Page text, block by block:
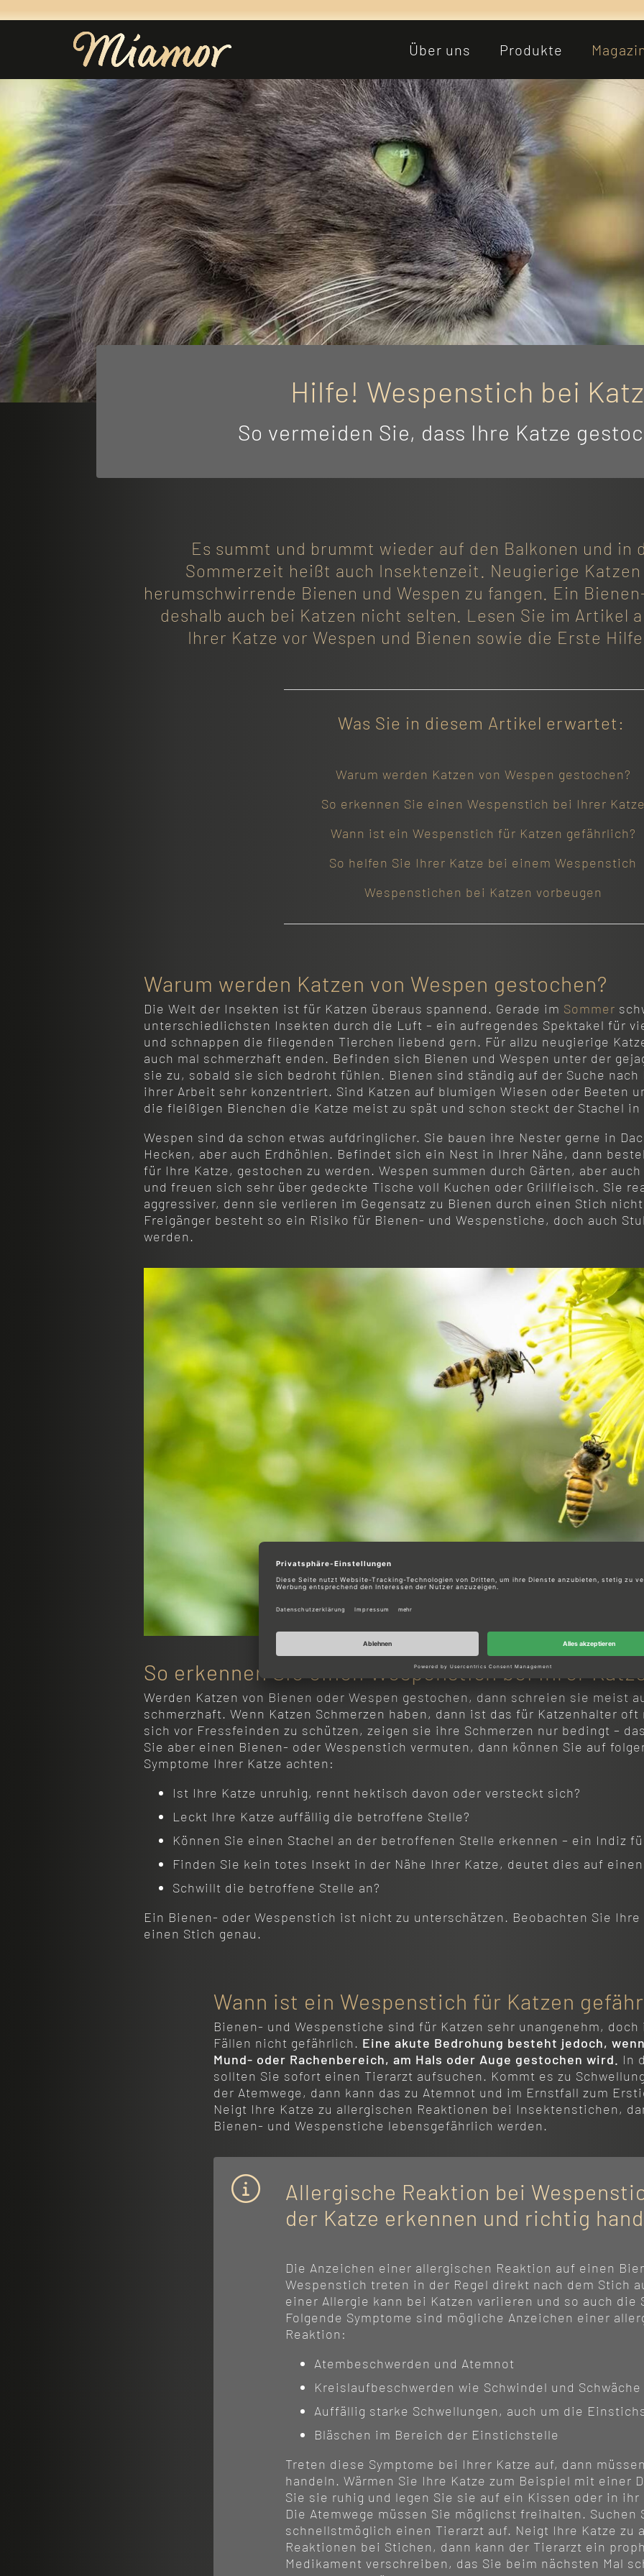
Über uns Produkte
Hilfe! Wespenstich bei
So vermeiden Sie, dass Ihre Katze
Es summt und brummt wieder auf den Balkonen und in
Sommerzeit heißt auch Insektenzeit. Neugierige
herumschwirrende Bienen und Wespen zu fangen. Ein
deshalb auch bei Katzen nicht selten. Lesen Sie im Artikel
Ihrer Katze vor Wespen und Bienen sowie die Erste
Was Sie in diesem Artikel erwartet:
Warum werden Katzen von Wespen gestochen?
So erkennen Sie einen Wespenstich bei Ihrer
Wann ist ein Wespenstich für Katzen gefährlich?
So helfen Sie Ihrer Katze bei einem Wespenstich
Wespenstichen bei Katzen vorbeugen
Warum werden Katzen von Wespen gestochen?
Die Welt der Insekten ist für Katzen überaus spannend. Gerade im Sommer
unterschiedlichsten Insekten durch die Luft – ein aufregendes Spektakel für
und schnappen die fliegenden Tierchen liebend gern. Für allzu neugierige
auch mal schmerzhaft enden. Befinden sich Bienen und Wespen unter der
sie zu, sobald sie sich bedroht fühlen. Bienen sind ständig auf der Suche
ihrer Arbeit sehr konzentriert. Sind Katzen auf blumigen Wiesen oder Beeten
die fleißigen Bienchen die Katze meist zu spät und schon steckt der Stachel
Wespen sind da schon etwas aufdringlicher. Sie bauen ihre Nester gerne in
Hecken, aber auch Erdhöhlen. Befindet sich ein Nest in Ihrer Nähe, dann
für Ihre Katze, gestochen zu werden. Wespen summen durch Gärten, aber
und freuen sich sehr über gedeckte Tische voll Kuchen oder Grillfleisch. Sie
aggressiver, denn sie verlieren im Gegensatz zu Bienen durch einen Stich
Freigänger besteht so ein Risiko für Bienen- und Wespenstiche, doch auch
werden.
So erkennen Sie einen Wespenstich bei Ihrer
Werden Katzen von Bienen oder Wespen gestochen, dann schreien sie meist
schmerzhaft. Wenn Katzen Schmerzen haben, dann ist das für Katzenhalter
sich vor Fressfeinden zu schützen, zeigen sie ihre Schmerzen nur bedingt –
Sie aber einen Bienen- oder Wespenstich vermuten, dann können Sie auf
Symptome Ihrer Katze achten:
Ist Ihre Katze unruhig, rennt hektisch davon oder versteckt sich?
Leckt Ihre Katze auffällig die betroffene Stelle?
Können Sie einen Stachel an der betroffenen Stelle erkennen – ein Indiz
Finden Sie kein totes Insekt in der Nähe Ihrer Katze, deutet dies auf
Schwillt die betroffene Stelle an?
Ein Bienen- oder Wespenstich ist nicht zu unterschätzen. Beobachten Sie Ihre
einen Stich genau.
Wann ist ein Wespenstich für Katzen
Bienen- und Wespenstiche sind für Katzen sehr unangenehm,
Fällen nicht gefährlich. Eine akute Bedrohung besteht jedoch,
Mund- oder Rachenbereich, am Hals oder Auge gestochen wird.
In
sollten Sie sofort einen Tierarzt aufsuchen. Kommt es zu
der Atemwege, dann kann das zu Atemnot und im Ernstfall zum
Neigt Ihre Katze zu allergischen Reaktionen bei Insektenstichen,
Bienen- und Wespenstiche lebensgefährlich werden.
Allergische Reaktion bei
der Katze erkennen und richtig
Die Anzeichen einer allergischen Reaktion auf einen
Wespenstich treten in der Regel direkt nach dem Stich
einer Allergie kann bei Katzen variieren und so auch die
Folgende Symptome sind mögliche Anzeichen einer
Reaktion:
Atembeschwerden und Atemnot
Kreislaufbeschwerden wie Schwindel und Schwäche
Auffällig starke Schwellungen, auch um die
Bläschen im Bereich der Einstichstelle
Treten diese Symptome bei Ihrer Katze auf, dann
handeln. Wärmen Sie Ihre Katze zum Beispiel mit einer
Sie sie ruhig und legen Sie sie auf ein Kissen oder in
Die Atemwege müssen Sie möglichst freihalten. Suchen
schnellstmöglich einen Tierarzt auf. Neigt Ihre Katze zu
Reaktionen bei Stichen, dann kann der Tierarzt ein
Medikament verschreiben, das Sie beim nächsten Mal